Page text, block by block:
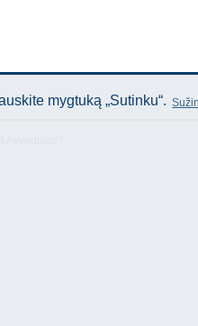
mygtuką „Sutinku“.